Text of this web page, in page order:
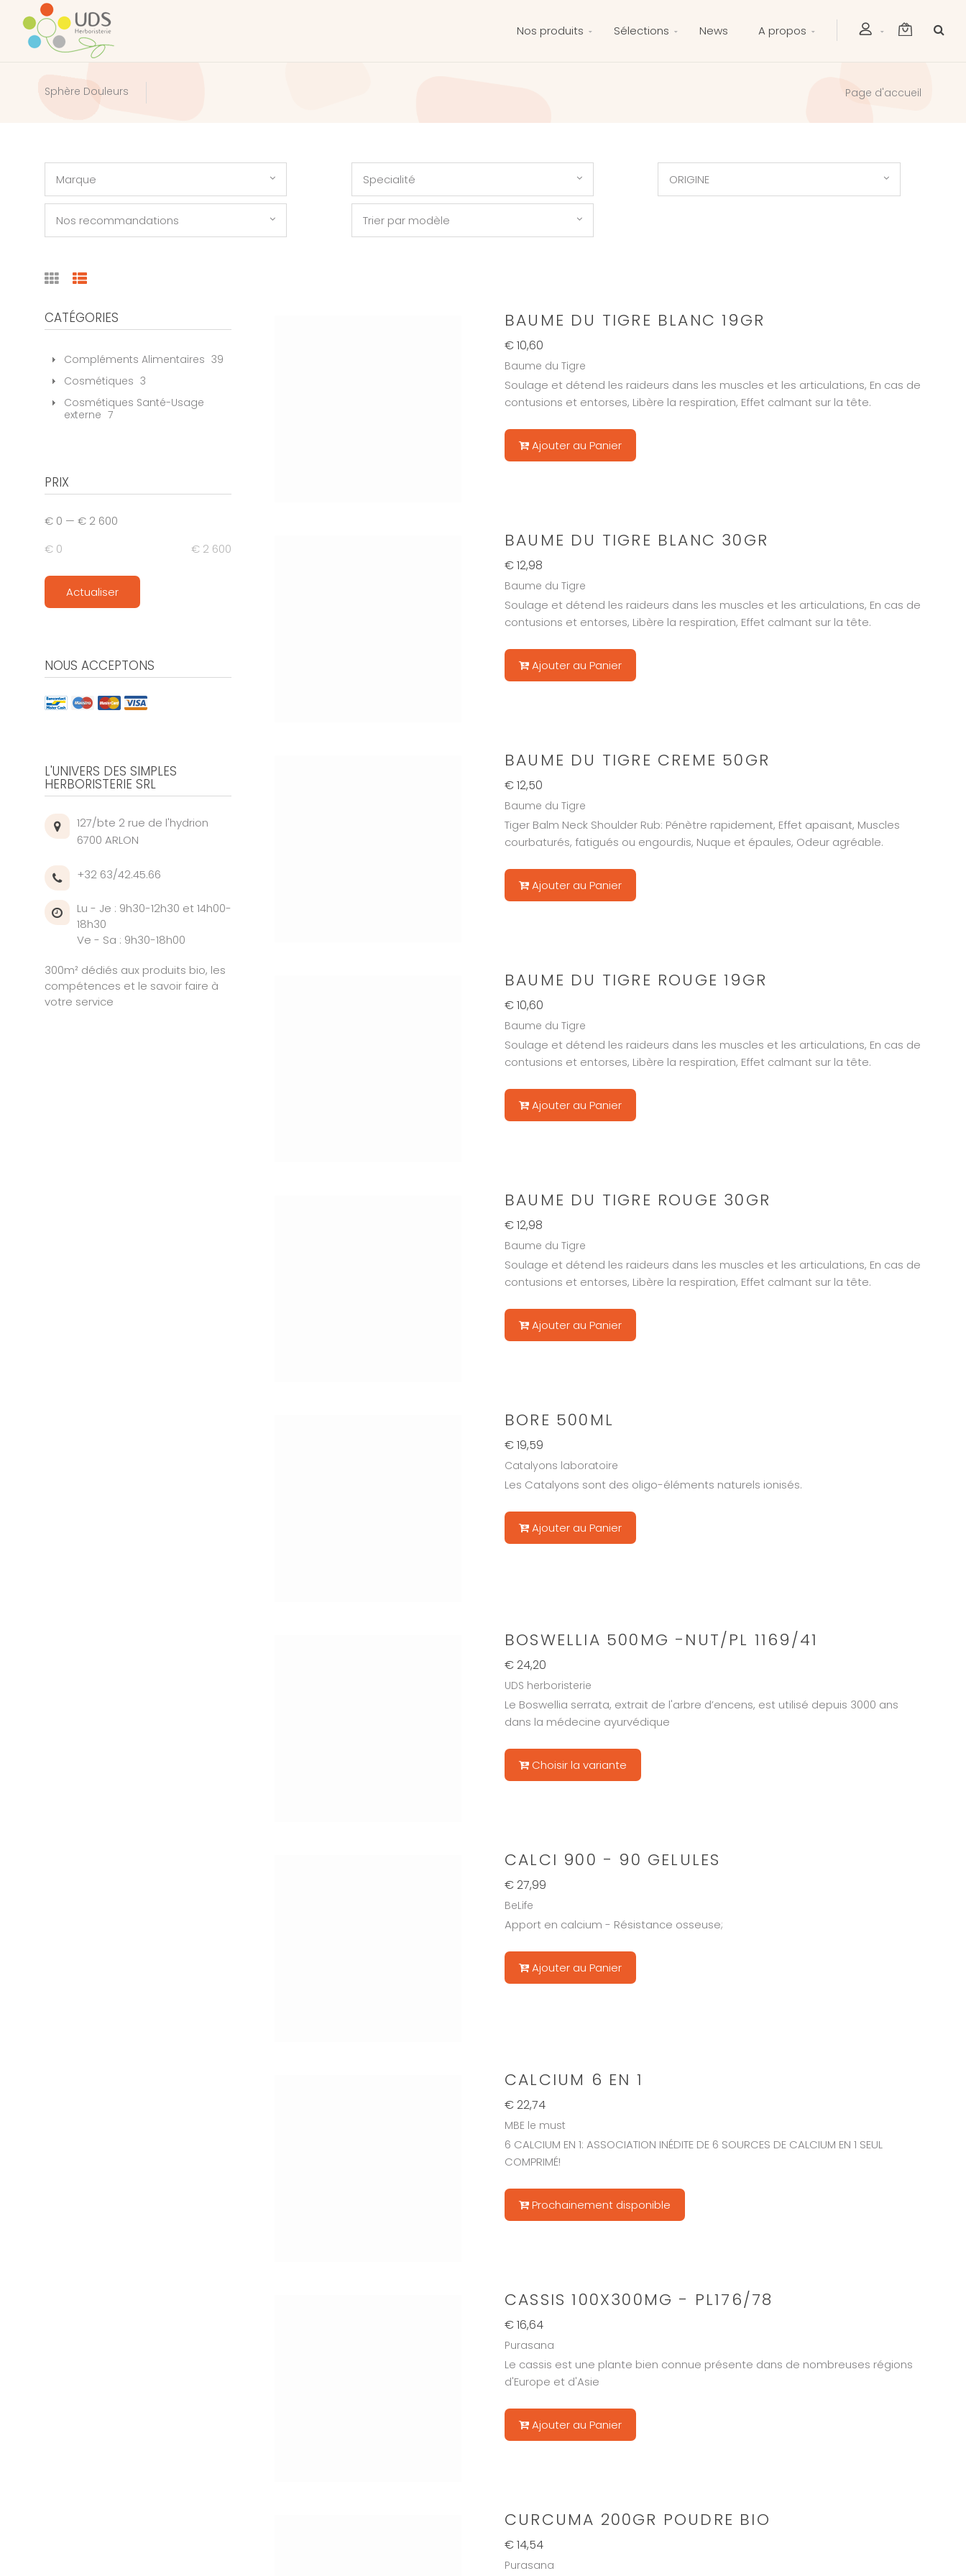
Nos produits Sélections News A propos
Sphère Douleurs Page d'accueil
Marque Specialité ORIGINE
Nos recommandations Trier par modèle
BAUME DU TIGRE BLANC 19GR
€ 10,60
Baume du Tigre
Soulage et détend les raideurs dans les muscles et les articulations, En cas de
contusions et entorses, Libère la respiration, Effet calmant sur la tête.
Ajouter au Panier
BAUME DU TIGRE BLANC 30GR
€ 12,98
Baume du Tigre
Soulage et détend les raideurs dans les muscles et les articulations, En cas de
contusions et entorses, Libère la respiration, Effet calmant sur la tête.
Ajouter au Panier
BAUME DU TIGRE CREME 50GR
€ 12,50
Baume du Tigre
Tiger Balm Neck Shoulder Rub: Pénètre rapidement, Effet apaisant, Muscles
courbaturés, fatigués ou engourdis, Nuque et épaules, Odeur agréable.
Ajouter au Panier
BAUME DU TIGRE ROUGE 19GR
€ 10,60
Baume du Tigre
Soulage et détend les raideurs dans les muscles et les articulations, En cas de
contusions et entorses, Libère la respiration, Effet calmant sur la tête.
Ajouter au Panier
BAUME DU TIGRE ROUGE 30GR
€ 12,98
Baume du Tigre
Soulage et détend les raideurs dans les muscles et les articulations, En cas de
contusions et entorses, Libère la respiration, Effet calmant sur la tête.
Ajouter au Panier
BORE 500ML
€ 19,59
Catalyons laboratoire
Les Catalyons sont des oligo-éléments naturels ionisés.
Ajouter au Panier
BOSWELLIA 500MG -NUT/PL 1169/41
€ 24,20
UDS herboristerie
Le Boswellia serrata, extrait de l'arbre d’encens, est utilisé depuis 3000 ans
dans la médecine ayurvédique
Choisir la variante
CALCI 900 - 90 GELULES
€ 27,99
BeLife
Apport en calcium - Résistance osseuse;
Ajouter au Panier
CALCIUM 6 EN 1
€ 22,74
MBE le must
6 CALCIUM EN 1: ASSOCIATION INÉDITE DE 6 SOURCES DE CALCIUM EN 1 SEUL
COMPRIMÉ!
Prochainement disponible
CASSIS 100X300MG - PL176/78
€ 16,64
Purasana
Le cassis est une plante bien connue présente dans de nombreuses régions
d'Europe et d'Asie
Ajouter au Panier
CURCUMA 200GR POUDRE BIO
€ 14,54
Purasana
CATÉGORIES
Compléments Alimentaires 39
Cosmétiques 3
Cosmétiques Santé-Usage
externe 7
PRIX
€ 0 — € 2 600
€ 0
€ 2 600
Actualiser
NOUS ACCEPTONS
L'UNIVERS DES SIMPLES
HERBORISTERIE SRL
127/bte 2 rue de l'hydrion
6700 ARLON
+32 63/42.45.66
Lu - Je : 9h30-12h30 et 14h00-
18h30
Ve - Sa : 9h30-18h00
300m² dédiés aux produits bio, les
compétences et le savoir faire à
votre service